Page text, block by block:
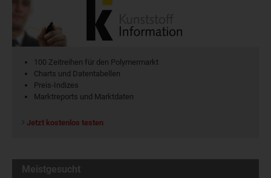
100 Zeitreihen für den Polymermarkt
Charts und Datentabellen
Preis-Indizes
Marktreports und Marktdaten
Jetzt kostenlos testen
Meistgesucht